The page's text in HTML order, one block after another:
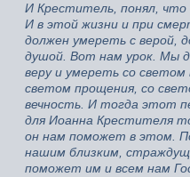
И Креститель, понял, что
И в этой жизни и при
должен умереть с верой,
душой. Вот нам урок. Мы
веру и умереть со
светом прощения, со
вечность. И тогда этот
для Иоанна Крестителя
он нам поможет в этом.
нашим близким,
поможет им и всем нам